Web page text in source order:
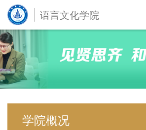
语言文化学院
学院概况